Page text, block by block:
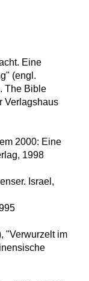
Eine
(engl.
The Bible
Verlagshaus
2000: Eine
1998
Israel,
"Verwurzelt im